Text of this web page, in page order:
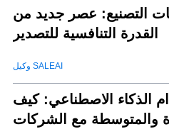
التصنيع: عصر جديد من
القدرة التنافسية للتصدير
وكيل SALEAI
الذكاء الاصطناعي: كيف
والمتوسطة مع الشركات